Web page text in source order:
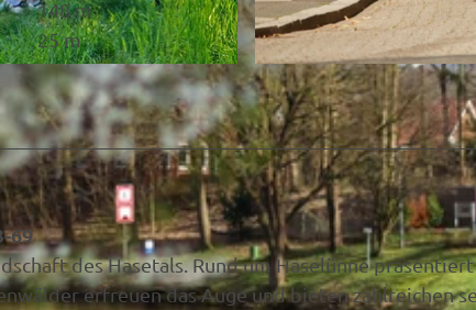
CC-BY-SA
148 m
25 m
69
des Hasetals. Rund um Haselünne
erfreuen das Auge und bieten zahlreichen